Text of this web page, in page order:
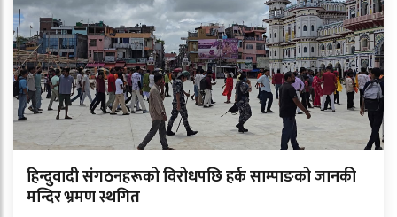
हिन्दुवादी संगठनहरूको विरोधपछि हर्क साम्पाङको जानकी
मन्दिर भ्रमण स्थगित